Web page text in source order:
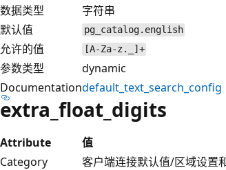
数据类型
字符串
默认值
pg_catalog.english
允许的值 [A-Za-z._]+
参数类型
dynamic
Documentationdefault_text_search_config
extra_float_digits
Attribute
值
Category
客户端连接默认值/区域设置